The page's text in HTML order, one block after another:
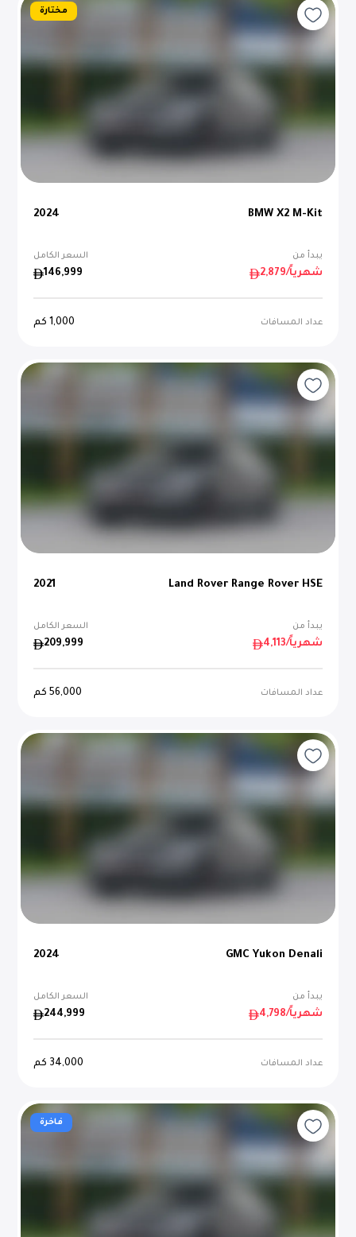
مختارة
BMW X2 M-Kit
2024
يبدأ من السعر الكامل
2,879 /شهرياً 146,999
عداد المسافات 1,000 كم
Land Rover Range Rover HSE
2021
يبدأ من السعر الكامل
4,113 /شهرياً 209,999
عداد المسافات 56,000 كم
GMC Yukon Denali
2024
يبدأ من السعر الكامل
4,798 /شهرياً 244,999
عداد المسافات 34,000 كم
فاخرة